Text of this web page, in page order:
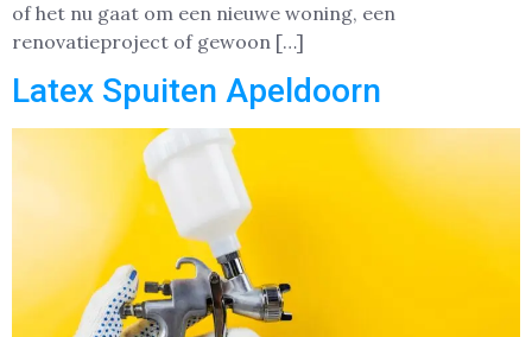
of het nu gaat om een nieuwe woning, een
renovatieproject of gewoon […]
Latex Spuiten Apeldoorn